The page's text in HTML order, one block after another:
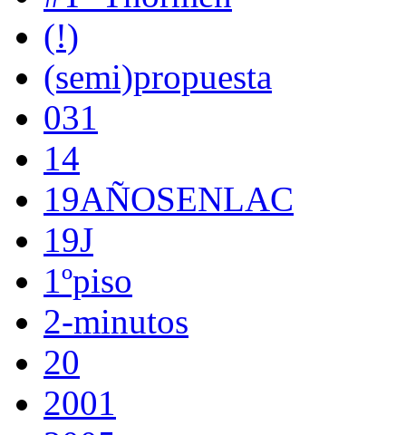
(!)
(semi)propuesta
031
14
19AÑOSENLAC
19J
1ºpiso
2-minutos
20
2001